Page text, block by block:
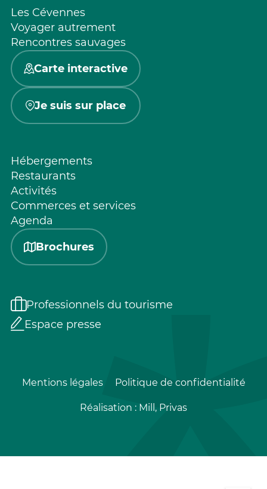
Les Cévennes
Voyager autrement
Rencontres sauvages
Carte interactive
Je suis sur place
Hébergements
Restaurants
Activités
Commerces et services
Agenda
Brochures
Professionnels du tourisme
Espace presse
Mentions légales Politique de confidentialité
Réalisation : Mill, Privas